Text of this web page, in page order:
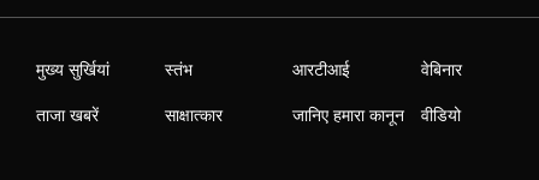
मुख्य सुर्खियां
ताजा खबरें
स्तंभ
साक्षात्कार
आरटीआई
जानिए हमारा कानून
वेबिनार
वीडियो